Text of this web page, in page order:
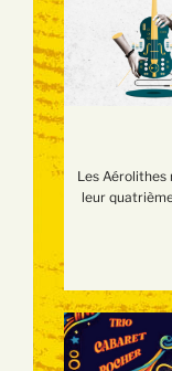
Les Aérolithes
leur